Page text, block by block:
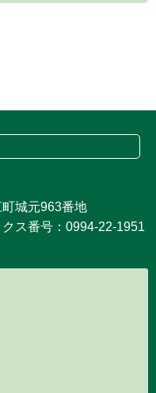
城元963番地
ス番号：0994-22-1951